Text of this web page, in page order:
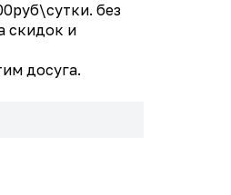
без
скидок и
досуга.